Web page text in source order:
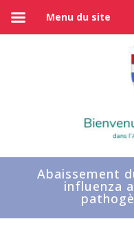
Abaissement
influenza
Menu du site